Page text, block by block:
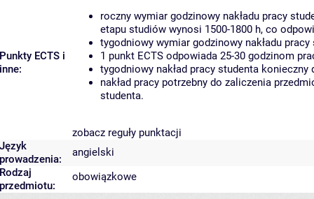
Punkty ECTS i
inne:
roczny wymiar godzinowy nakładu pracy
etapu studiów wynosi 1500-1800 h, co
tygodniowy wymiar godzinowy nakładu
1 punkt ECTS odpowiada 25-30 godzinom
tygodniowy nakład pracy studenta
nakład pracy potrzebny do zaliczenia
studenta.
zobacz reguły punktacji
Język
prowadzenia:
angielski
Rodzaj
przedmiotu:
obowiązkowe